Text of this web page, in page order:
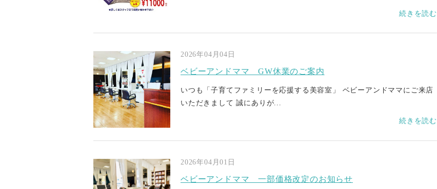
続きを読む
2026年04月04日
ベビーアンドママ GW休業のご案内
いつも「子育てファミリーを応援する美容室」 ベビーアンドママにご来店
いただきまして 誠にありが...
続きを読む
2026年04月01日
ベビーアンドママ 一部価格改定のお知らせ